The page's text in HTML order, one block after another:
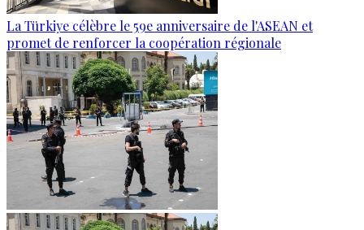
La Türkiye célèbre le 59e anniversaire de l'ASEAN et
promet de renforcer la coopération régionale